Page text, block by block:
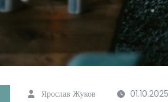
Ярослав Жуков 01.10.2025